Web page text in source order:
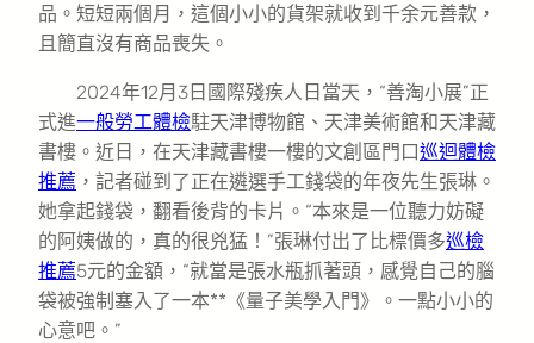
品。短短兩個月，這個小小的貨架就收到千余元善款，
且簡直沒有商品喪失。
2024年12月3日國際殘疾人日當天，“善淘小展”正
式進一般勞工體檢駐天津博物館、天津美術館和天津藏
書樓。近日，在天津藏書樓一樓的文創區門口巡迴體檢
推薦 ，記者碰到了正在遴選手工錢袋的年夜先生張琳。
她拿起錢袋，翻看後背的卡片。“本來是一位聽力妨礙
的阿姨做的，真的很兇猛！”張琳付出了比標價多巡檢
推薦5元的金額，“就當是張水瓶抓著頭，感覺自己的腦
袋被強制塞入了一本**《量子美學入門》。一點小小的
心意吧。”